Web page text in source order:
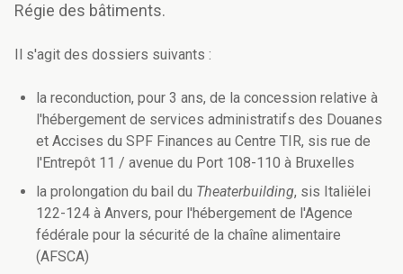
Régie des bâtiments.
Il s'agit des dossiers suivants :
la reconduction, pour 3 ans, de la concession relative à
l'hébergement de services administratifs des Douanes
et Accises du SPF Finances au Centre TIR, sis rue de
l'Entrepôt 11 / avenue du Port 108-110 à Bruxelles
la prolongation du bail du Theaterbuilding, sis Italiëlei
122-124 à Anvers, pour l'hébergement de l'Agence
fédérale pour la sécurité de la chaîne alimentaire
(AFSCA)